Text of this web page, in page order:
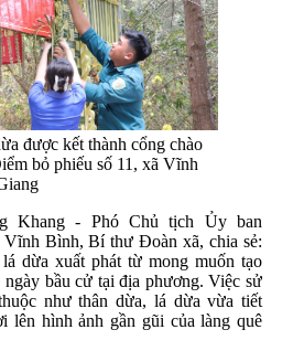
được kết thành cổng chào
bỏ phiếu số 11, xã Vĩnh
Khang - Phó Chủ tịch Ủy ban
Bình, Bí thư Đoàn xã, chia sẻ:
dừa xuất phát từ mong muốn tạo
ngày bầu cử tại địa phương. Việc sử
như thân dừa, lá dừa vừa tiết
lên hình ảnh gần gũi của làng quê